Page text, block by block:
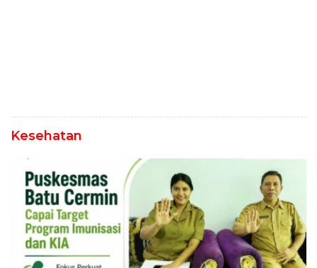
Kesehatan